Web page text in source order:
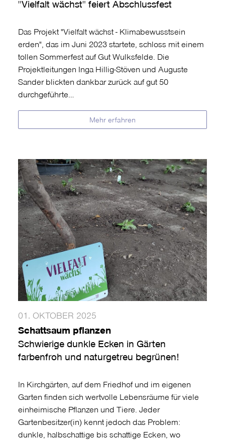
"Vielfalt wächst" feiert Abschlussfest
Das Projekt "Vielfalt wächst - Klimabewusstsein
erden", das im Juni 2023 startete, schloss mit einem
tollen Sommerfest auf Gut Wulksfelde. Die
Projektleitungen Inga Hillig-Stöven und Auguste
Sander blickten dankbar zurück auf gut 50
durchgeführte…
Mehr erfahren
01. OKTOBER 2025
Schattsaum pflanzen
Schwierige dunkle Ecken in Gärten
farbenfroh und naturgetreu begrünen!
In Kirchgärten, auf dem Friedhof und im eigenen
Garten finden sich wertvolle Lebensräume für viele
einheimische Pflanzen und Tiere. Jeder
Gartenbesitzer(in) kennt jedoch das Problem:
dunkle, halbschattige bis schattige Ecken, wo